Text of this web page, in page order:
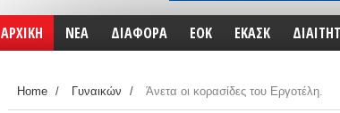
ΑΡΧΙΚΗ ΝΕΑ ΔΙΑΦΟΡΑ ΕΟΚ ΕΚΑΣΚ
Home / Γυναικών / Άνετα οι κορασίδες του Εργοτέλη.